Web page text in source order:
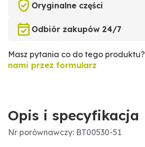
Oryginalne części
Odbiór zakupów 24/7
Masz pytania co do tego produktu?
nami przez formularz
Opis i specyfikacja
Nr porównawczy: BT00530-51